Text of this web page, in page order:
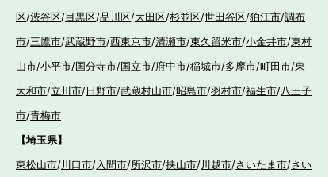
区/渋谷区/目黒区/品川区/大田区/杉並区/世田谷区/狛江市/調布
市/三鷹市/武蔵野市/西東京市/清瀬市/東久留米市/小金井市/東村
山市/小平市/国分寺市/国立市/府中市/稲城市/多摩市/町田市/東
大和市/立川市/日野市/武蔵村山市/昭島市/羽村市/福生市/八王子
市/青梅市
【埼玉県】
東松山市/川口市/入間市/所沢市/挟山市/川越市/さいたま市/さい